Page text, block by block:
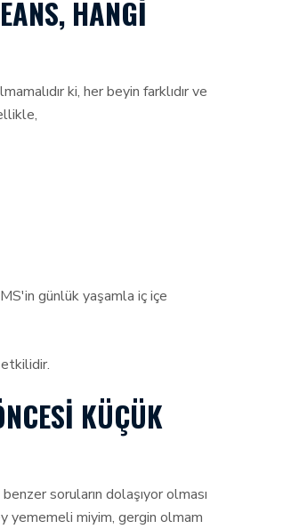
HANGI
ki, her beyin farklıdır ve
günlük yaşamla iç içe
KÜÇÜK
soruların dolaşıyor olması
yememeli miyim, gergin olmam